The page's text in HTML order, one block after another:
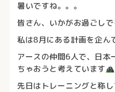
暑いですね。。。
皆さん、いかがお過ごしで
私は8月にある計画を企ん
アースの仲間6人で、日本
ちゃおうと考えています
先日はトレーニングと称